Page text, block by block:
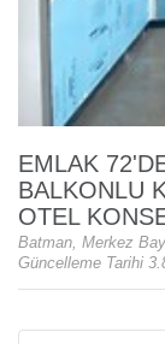
EMLAK
BALKONLU
OTEL
Batman, Merkez
Güncelleme Tarihi